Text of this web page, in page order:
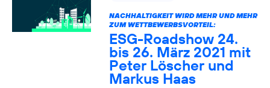
NACHHALTIGKEIT WIRD MEHR UND MEHR
ZUM WETTBEWERBSVORTEIL:
ESG-Roadshow 24.
bis 26. März 2021 mit
Peter Löscher und
Markus Haas